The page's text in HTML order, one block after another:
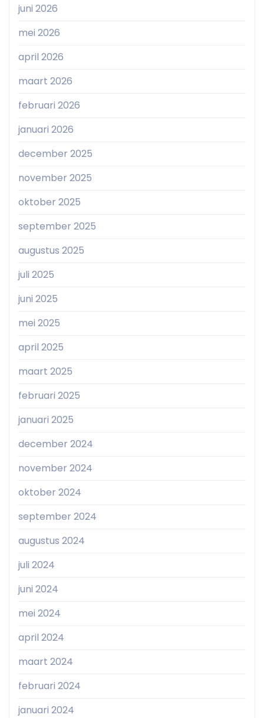
juni 2026
mei 2026
april 2026
maart 2026
februari 2026
januari 2026
december 2025
november 2025
oktober 2025
september 2025
augustus 2025
juli 2025
juni 2025
mei 2025
april 2025
maart 2025
februari 2025
januari 2025
december 2024
november 2024
oktober 2024
september 2024
augustus 2024
juli 2024
juni 2024
mei 2024
april 2024
maart 2024
februari 2024
januari 2024